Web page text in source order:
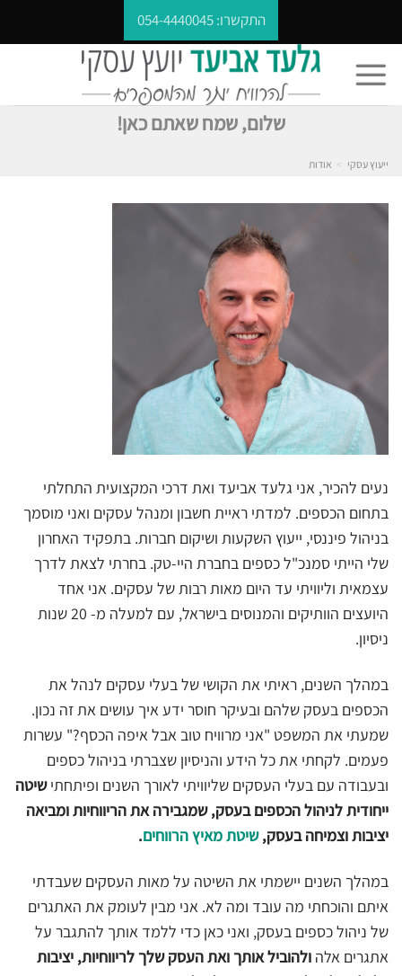
התקשרו:054-4440045
שלום, שמח שאתם כאן!
ייעוץ עסקי > אודות
נעים להכיר, אני גלעד אביעד ואת דרכי המקצועית התחלתי
בתחום הכספים. למדתי ראיית חשבון ומנהל עסקים ואני מוסמך
בניהול פיננסי, ייעוץ השקעות ושיקום חברות. בתפקיד האחרון
שלי הייתי סמנכ"ל כספים בחברת היי-טק. בחרתי לצאת לדרך
עצמאית וליוויתי עד היום מאות רבות של עסקים. אני אחד
היועצים הוותיקים והמנוסים בישראל, עם למעלה מ- 20 שנות
ניסיון.
במהלך השנים, ראיתי את הקושי של בעלי עסקים לנהל את
הכספים בעסק שלהם ובעיקר חוסר ידע איך עושים את זה נכון.
שמעתי את המשפט "אני מרוויח טוב אבל איפה הכסף?" עשרות
פעמים. לקחתי את כל הידע והניסיון שצברתי בניהול כספים
ובעבודה עם בעלי העסקים שליוויתי לאורך השנים ופיתחתישיטה
ייחודית לניהול הכספים בעסק, שמגבירה את הריווחיות ומביאה
יציבות וצמיחה בעסק,שיטת מאיץ הרווחים.
במהלך השנים יישמתי את השיטה על מאות העסקים שעבדתי
איתם והוכחתי מה עובד ומה לא. אני מבין לעומק את האתגרים
של ניהול כספים בעסק, ואני כאן כדי ללמד אותך להתגבר על
אתגרים אלה ולהוביל אותך ואת העסק שלך לריווחיות, יציבות